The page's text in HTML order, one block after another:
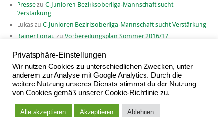
Presse zu C-Junioren Bezirksoberliga-Mannschaft sucht
Verstärkung
Lukas zu C-Junioren Bezirksoberliga-Mannschaft sucht Verstärkung
Rainer Lonau zu Vorbereitungsplan Sommer 2016/17
ARCHIV
Privatsphäre-Einstellungen
Wir nutzen Cookies zu unterschiedlichen Zwecken, unter
anderem zur Analyse mit Google Analytics. Durch die
weitere Nutzung unseres Diensts stimmst du der Nutzung
von Cookies gemäß unserer Cookie-Richtlinie zu.
Alle akzeptieren Akzeptieren Ablehnen